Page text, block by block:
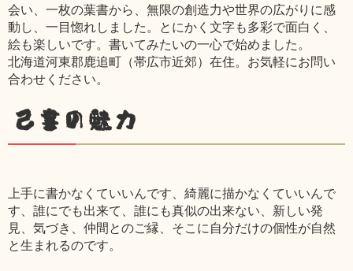
会い、一枚の葉書から、無限の創造力や世界の広がりに感
動し、一目惚れしました。とにかく文字も多彩で面白く、
絵も楽しいです。書いてみたいの一心で始めました。
北海道河東郡鹿追町（帯広市近郊）在住。お気軽にお問い
合わせください。
己書の魅力
上手に書かなくていいんです、綺麗に描かなくていいんで
す、誰にでも出来て、誰にも真似の出来ない、新しい発
見、気づき、仲間とのご縁、そこに自分だけの個性が自然
と生まれるのです。